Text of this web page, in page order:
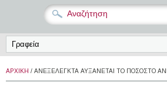
ΑΡΧΙΚΉ / ΑΝΕΞΈΛΕΓΚΤΑ ΑΥΞΆΝΕΤΑΙ ΤΟ ΠΟΣΟΣΤΌ